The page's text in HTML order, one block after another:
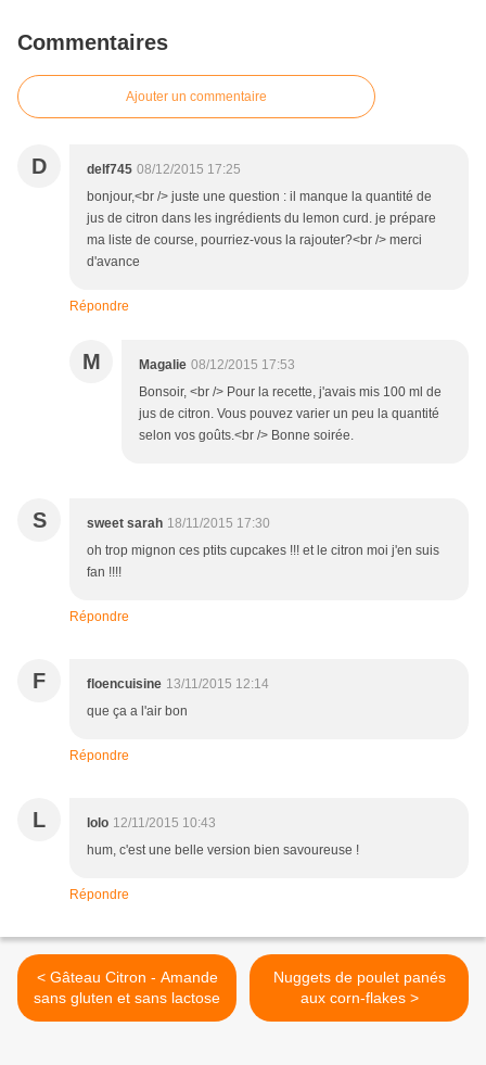
Commentaires
Ajouter un commentaire
D delf745 08/12/2015 17:25
bonjour,<br /> juste une question : il manque la quantité de
jus de citron dans les ingrédients du lemon curd. je prépare
ma liste de course, pourriez-vous la rajouter?<br /> merci
d'avance
Répondre
M Magalie 08/12/2015 17:53
Bonsoir, <br /> Pour la recette, j'avais mis 100 ml de
jus de citron. Vous pouvez varier un peu la quantité
selon vos goûts.<br /> Bonne soirée.
S sweet sarah 18/11/2015 17:30
oh trop mignon ces ptits cupcakes !!! et le citron moi j'en suis
fan !!!!
Répondre
F floencuisine 13/11/2015 12:14
que ça a l'air bon
Répondre
L lolo 12/11/2015 10:43
hum, c'est une belle version bien savoureuse !
Répondre
< Gâteau Citron - Amande
sans gluten et sans lactose
Nuggets de poulet panés
aux corn-flakes >